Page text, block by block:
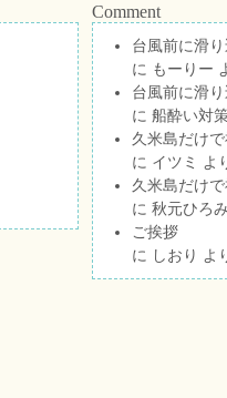
Comment
台風前に滑
に もーりー
台風前に滑
に 船酔い対
久米島だけ
に イツミ
よ
久米島だけ
に 秋元ひろ
ご挨拶
に しおり よ